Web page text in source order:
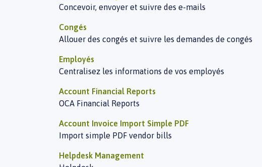
Concevoir, envoyer et suivre des e-mails
Congés
Allouer des congés et suivre les demandes de congés
Employés
Centralisez les informations de vos employés
Account Financial Reports
OCA Financial Reports
Account Invoice Import Simple PDF
Import simple PDF vendor bills
Helpdesk Management